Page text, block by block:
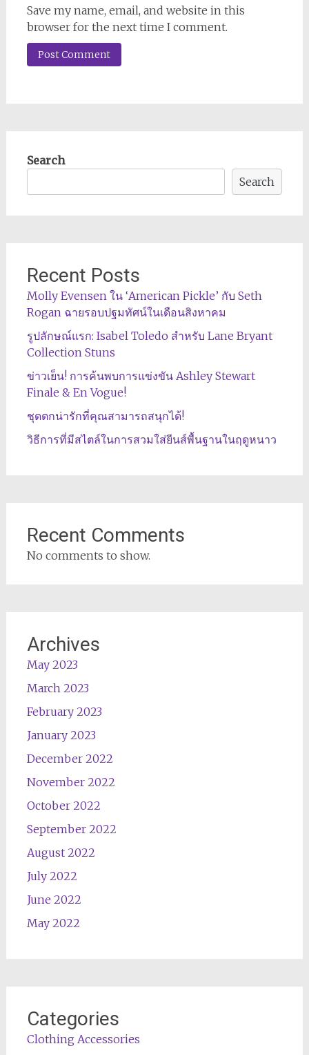
Save my name, email, and website in this
browser for the next time I comment.
Search
Search
Recent Posts
Molly Evensen ใน ‘American Pickle’ กับ Seth
Rogan ฉายรอบปฐมทัศน์ในเดือนสิงหาคม
รูปลักษณ์แรก: Isabel Toledo สำหรับ Lane Bryant
Collection Stuns
ข่าวเย็น! การค้นพบการแข่งขัน Ashley Stewart
Finale & En Vogue!
ชุดตกน่ารักที่คุณสามารถสนุกได้!
วิธีการที่มีสไตล์ในการสวมใส่ยีนส์พื้นฐานในฤดูหนาว
Recent Comments
No comments to show.
Archives
May 2023
March 2023
February 2023
January 2023
December 2022
November 2022
October 2022
September 2022
August 2022
July 2022
June 2022
May 2022
Categories
Clothing Accessories